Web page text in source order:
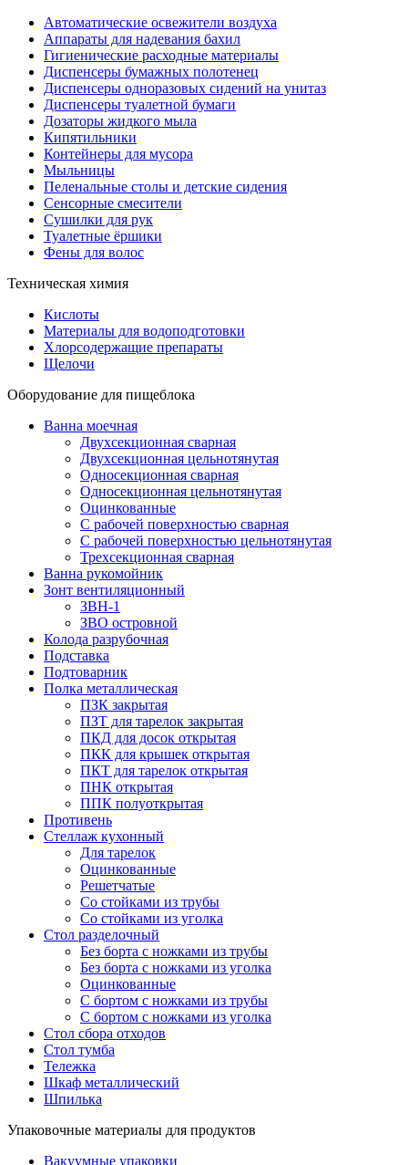
Автоматические освежители воздуха
Аппараты для надевания бахил
Гигиенические расходные материалы
Диспенсеры бумажных полотенец
Диспенсеры одноразовых сидений на унитаз
Диспенсеры туалетной бумаги
Дозаторы жидкого мыла
Кипятильники
Контейнеры для мусора
Мыльницы
Пеленальные столы и детские сидения
Сенсорные смесители
Сушилки для рук
Туалетные ёршики
Фены для волос
Техническая химия
Кислоты
Материалы для водоподготовки
Хлорсодержащие препараты
Щелочи
Оборудование для пищеблока
Ванна моечная
Двухсекционная сварная
Двухсекционная цельнотянутая
Односекционная сварная
Односекционная цельнотянутая
Оцинкованные
С рабочей поверхностью сварная
С рабочей поверхностью цельнотянутая
Трехсекционная сварная
Ванна рукомойник
Зонт вентиляционный
ЗВН-1
ЗВО островной
Колода разрубочная
Подставка
Подтоварник
Полка металлическая
ПЗК закрытая
ПЗТ для тарелок закрытая
ПКД для досок открытая
ПКК для крышек открытая
ПКТ для тарелок открытая
ПНК открытая
ППК полуоткрытая
Противень
Стеллаж кухонный
Для тарелок
Оцинкованные
Решетчатые
Со стойками из трубы
Со стойками из уголка
Стол разделочный
Без борта с ножками из трубы
Без борта с ножками из уголка
Оцинкованные
С бортом с ножками из трубы
С бортом с ножками из уголка
Стол сбора отходов
Стол тумба
Тележка
Шкаф металлический
Шпилька
Упаковочные материалы для продуктов
Вакуумные упаковки